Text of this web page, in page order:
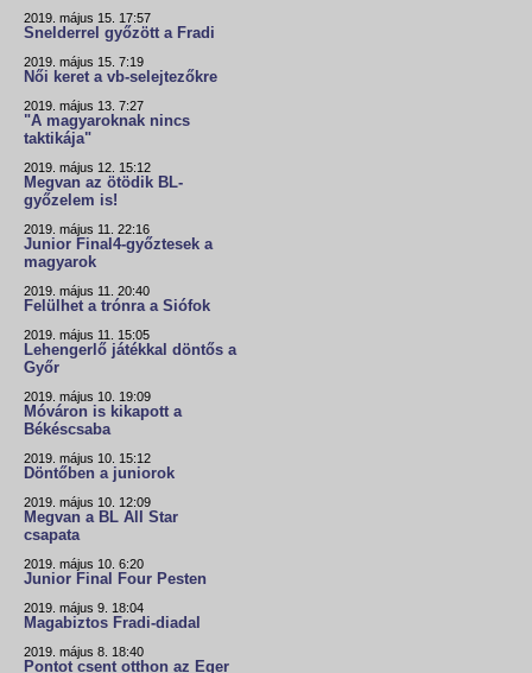
2019. május 15. 17:57
Snelderrel győzött a Fradi
2019. május 15. 7:19
Női keret a vb-selejtezőkre
2019. május 13. 7:27
"A magyaroknak nincs
taktikája"
2019. május 12. 15:12
Megvan az ötödik BL-
győzelem is!
2019. május 11. 22:16
Junior Final4-győztesek a
magyarok
2019. május 11. 20:40
Felülhet a trónra a Siófok
2019. május 11. 15:05
Lehengerlő játékkal döntős a
Győr
2019. május 10. 19:09
Móváron is kikapott a
Békéscsaba
2019. május 10. 15:12
Döntőben a juniorok
2019. május 10. 12:09
Megvan a BL All Star
csapata
2019. május 10. 6:20
Junior Final Four Pesten
2019. május 9. 18:04
Magabiztos Fradi-diadal
2019. május 8. 18:40
Pontot csent otthon az Eger